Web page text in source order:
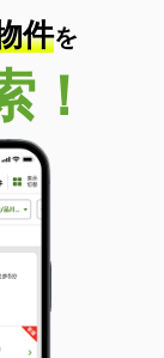
件を
！